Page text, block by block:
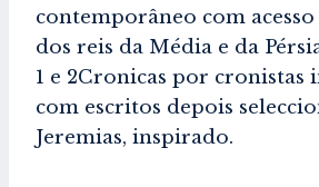
contemporâneo com acesso
dos reis da Média e da
1 e 2Cronicas por cronistas
com escritos depois
Jeremias, inspirado.